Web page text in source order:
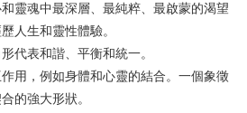
on orders of NT$3,000 or more
靈魂中最深層、最純粹、最啟蒙的渴望
人生和靈性體驗。
代表和諧、平衡和統一。
用，例如身體和心靈的結合。一個象徵
的強大形狀。